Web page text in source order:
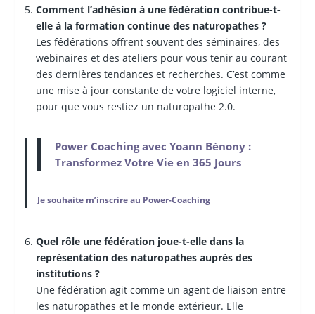
Comment l’adhésion à une fédération contribue-t-
elle à la formation continue des naturopathes ?
Les fédérations offrent souvent des séminaires, des
webinaires et des ateliers pour vous tenir au courant
des dernières tendances et recherches. C’est comme
une mise à jour constante de votre logiciel interne,
pour que vous restiez un naturopathe 2.0.
Power Coaching avec Yoann Bénony :
Transformez Votre Vie en 365 Jours
Je souhaite m’inscrire au Power-Coaching
Quel rôle une fédération joue-t-elle dans la
représentation des naturopathes auprès des
institutions ?
Une fédération agit comme un agent de liaison entre
les naturopathes et le monde extérieur. Elle